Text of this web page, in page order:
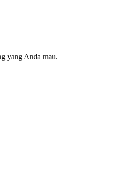
yang Anda mau.